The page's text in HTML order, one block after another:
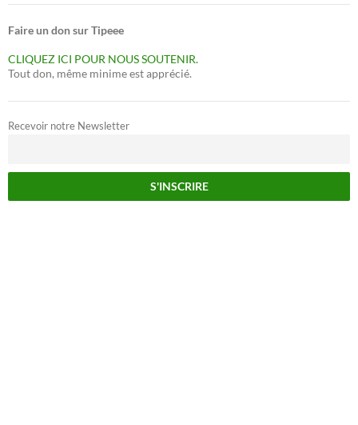
Faire un don sur Tipeee
CLIQUEZ ICI POUR NOUS SOUTENIR.
Tout don, même minime est apprécié.
Recevoir notre Newsletter